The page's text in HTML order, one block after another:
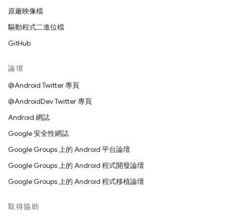
原廠映像檔
驅動程式二進位檔
GitHub
論壇
@Android Twitter 專頁
@AndroidDev Twitter 專頁
Android 網誌
Google 安全性網誌
Google Groups 上的 Android 平台論壇
Google Groups 上的 Android 程式開發論壇
Google Groups 上的 Android 程式移植論壇
取得協助